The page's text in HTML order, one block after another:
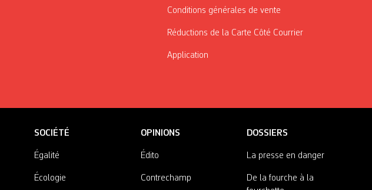
Conditions générales de vente
Réductions de la Carte Côté Courrier
Application
SOCIÉTÉ
Égalité
Écologie
OPINIONS
Édito
Contrechamp
DOSSIERS
La presse en danger
De la fourche à la